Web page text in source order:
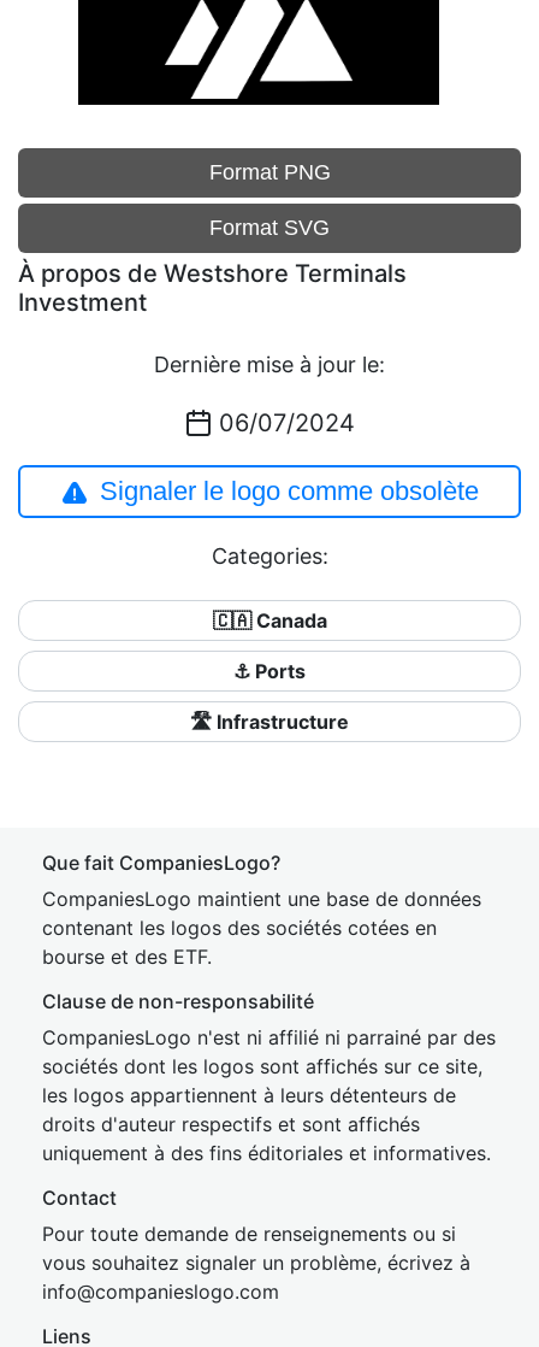
Format PNG
Format SVG
À propos de Westshore Terminals
Investment
Dernière mise à jour le:
06/07/2024
Signaler le logo comme obsolète
Categories:
🇨🇦 Canada
⚓ Ports
🛣️ Infrastructure
Que fait CompaniesLogo?
CompaniesLogo maintient une base de données
contenant les logos des sociétés cotées en
bourse et des ETF.
Clause de non-responsabilité
CompaniesLogo n'est ni affilié ni parrainé par des
sociétés dont les logos sont affichés sur ce site,
les logos appartiennent à leurs détenteurs de
droits d'auteur respectifs et sont affichés
uniquement à des fins éditoriales et informatives.
Contact
Pour toute demande de renseignements ou si
vous souhaitez signaler un problème, écrivez à
info@companieslogo.com
Liens